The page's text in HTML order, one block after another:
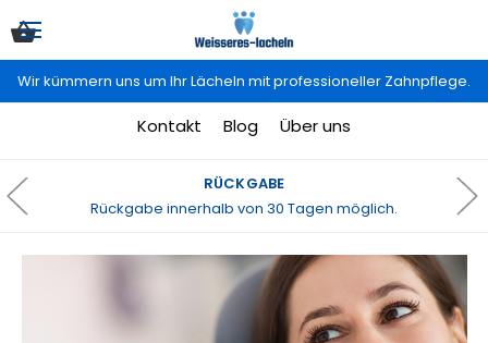
Wir kümmern uns um Ihr Lächeln mit professioneller Zahnpflege.
Kontakt Blog Über uns
RÜCKGABE
Rückgabe innerhalb von 30 Tagen möglich.